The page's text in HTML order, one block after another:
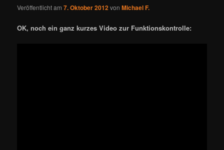
Veröffentlicht am7. Oktober 2012 vonMichael F.
OK, noch ein ganz kurzes Video zur Funktionskontrolle: